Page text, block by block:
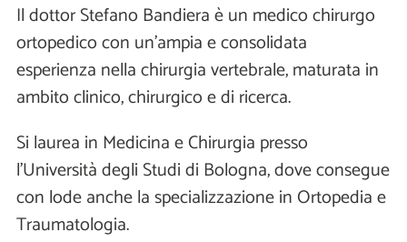
Il dottor Stefano Bandiera è un medico chirurgo
ortopedico con un’ampia e consolidata
esperienza nella chirurgia vertebrale, maturata in
ambito clinico, chirurgico e di ricerca.
Si laurea in Medicina e Chirurgia presso
l’Università degli Studi di Bologna, dove consegue
con lode anche la specializzazione in Ortopedia e
Traumatologia.